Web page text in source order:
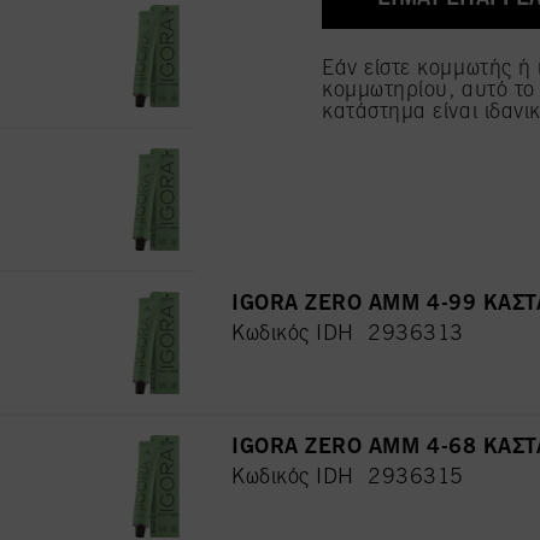
IGORA ZERO AMM 4-99
Κωδικός IDH 2936313
IGORA ZERO AMM 4-68
Κωδικός IDH 2936315
Εάν είστε κομμωτής ή
κομμωτηρίου, αυτό το
κατάστημα είναι
όλων", συμφωνείτε με
παροχή της παρούσας